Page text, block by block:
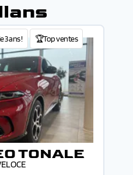
3 ans ! 🏆Top ventes
TONALE